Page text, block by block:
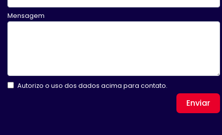
Mensagem
Autorizo o uso dos dados acima para contato.
Enviar